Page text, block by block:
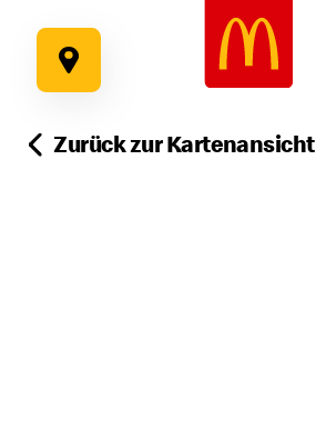
Inhalt
springen
Zurück zur Kartenansicht